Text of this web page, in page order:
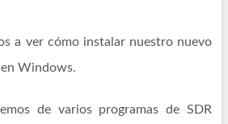
a ver cómo instalar nuestro nuevo
Windows.
de varios programas de SDR